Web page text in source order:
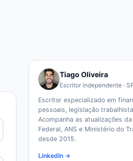
Tiago Oliveira
Escritor independente ·
Escritor especializado em
pessoais, legislação
Acompanha as atualizações da
Federal, ANS e Ministério do
desde 2015.
LinkedIn →